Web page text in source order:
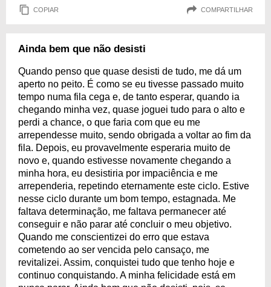
COPIAR COMPARTILHAR
Ainda bem que não desisti
Quando penso que quase desisti de tudo, me dá um
aperto no peito. É como se eu tivesse passado muito
tempo numa fila cega e, de tanto esperar, quando ia
chegando minha vez, quase joguei tudo para o alto e
perdi a chance, o que faria com que eu me
arrependesse muito, sendo obrigada a voltar ao fim da
fila. Depois, eu provavelmente esperaria muito de
novo e, quando estivesse novamente chegando a
minha hora, eu desistiria por impaciência e me
arrependeria, repetindo eternamente este ciclo. Estive
nesse ciclo durante um bom tempo, estagnada. Me
faltava determinação, me faltava permanecer até
conseguir e não parar até concluir o meu objetivo.
Quando me conscientizei do erro que estava
cometendo ao ser vencida pelo cansaço, me
revitalizei. Assim, conquistei tudo que tenho hoje e
continuo conquistando. A minha felicidade está em